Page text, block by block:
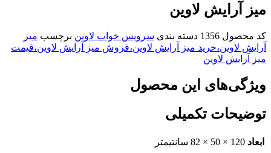
میز آرایش لاوین
کد محصول 1356 دسته بندی سرویس خواب لاوین برچسب میز
آرایش لاوین،خرید میز آرایش لاوین،فروش میز آرایش لاوین،قیمت
میز آرایش لاوین
ویژگی‌های این محصول
توضیحات تکمیلی
ابعاد 120 × 50 × 82 سانتیمتر